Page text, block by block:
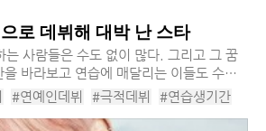
으로 데뷔해 대박 난 스타
는 사람들은 수도 없이 많다. 그리고 그 꿈
바라보고 연습에 매달리는 이들도 수없
뷔까지 이어지는 경우는 무척 드물다. 데
#연예인데뷔 #극적데뷔
#연습생기간
#원더걸스 #유빈 #워너원 #재환